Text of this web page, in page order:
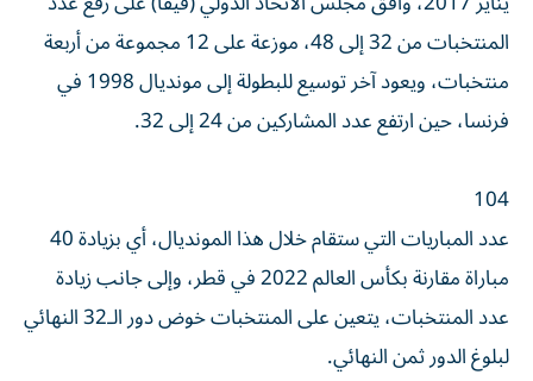
المنتخبات من 32 إلى 48، موزعة على 12 مجموعة من أربعة
منتخبات، ويعود آخر توسيع للبطولة إلى مونديال 1998 في
فرنسا، حين ارتفع عدد المشاركين من 24 إلى 32.
104
عدد المباريات التي ستقام خلال هذا المونديال، أي بزيادة 40
مباراة مقارنة بكأس العالم 2022 في قطر، وإلى جانب زيادة
عدد المنتخبات، يتعين على المنتخبات خوض دور الـ32 النهائي
لبلوغ الدور ثمن النهائي.